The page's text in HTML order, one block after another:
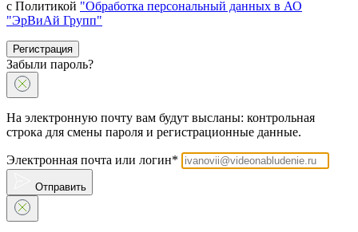
с Политикой "Обработка персональный данных в АО
"ЭрВиАй Групп"
Регистрация
Забыли пароль?
На электронную почту вам будут высланы: контрольная
строка для смены пароля и регистрационные данные.
Электронная почта или логин*
Отправить